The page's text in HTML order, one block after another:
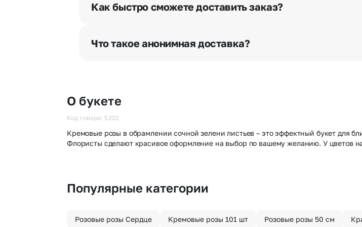
бесплатная.
Как быстро сможете доставить заказ?
часа после оформления заказа.
Что такое анонимная доставка?
О букете
Код товара: 5222
Кремовые розы в обрамлении сочной зелени листьев – это эффектный букет для
Флористы сделают красивое оформление на выбор по вашему желанию. У цветов
Популярные категории
Розовые розы Сердце Кремовые розы 101 шт Розовые розы 50 см